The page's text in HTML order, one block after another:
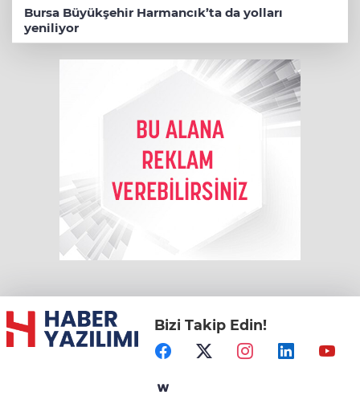
Bursa Büyükşehir Harmancık’ta da yolları
yeniliyor
Bizi Takip Edin!